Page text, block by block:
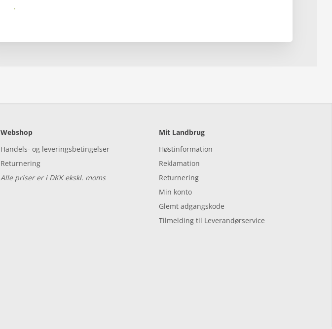
Kontakt mig
Webshop
Handels- og leveringsbetingelser
Returnering
Alle priser er i DKK ekskl. moms
Mit Landbrug
Høstinformation
Reklamation
Returnering
Min konto
Glemt adgangskode
Tilmelding til Leverandørservice